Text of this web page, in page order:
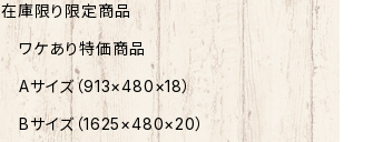
在庫限り限定商品
ワケあり特価商品
Aサイズ（913×480×18）
Bサイズ（1625×480×20）